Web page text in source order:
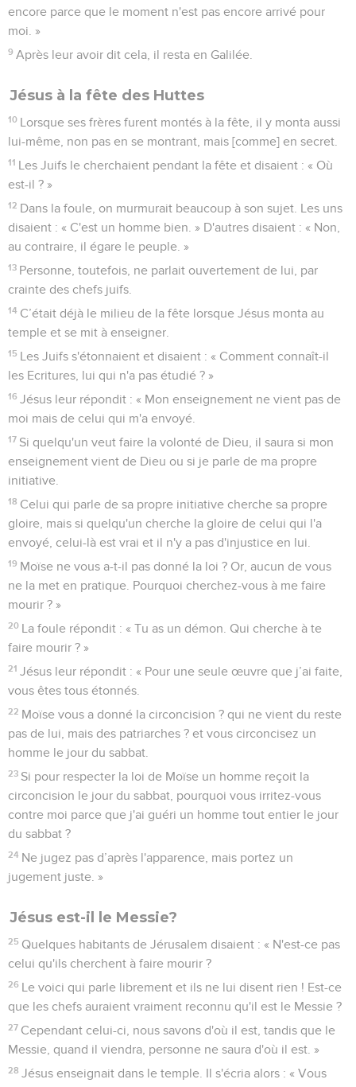
encore parce que le moment n'est pas encore arrivé pour
moi. »
9 Après leur avoir dit cela, il resta en Galilée.
Jésus à la fête des Huttes
10 Lorsque ses frères furent montés à la fête, il y monta aussi
lui-même, non pas en se montrant, mais [comme] en secret.
11 Les Juifs le cherchaient pendant la fête et disaient : « Où
est-il ? »
12 Dans la foule, on murmurait beaucoup à son sujet. Les uns
disaient : « C'est un homme bien. » D'autres disaient : « Non,
au contraire, il égare le peuple. »
13 Personne, toutefois, ne parlait ouvertement de lui, par
crainte des chefs juifs.
14 C’était déjà le milieu de la fête lorsque Jésus monta au
temple et se mit à enseigner.
15 Les Juifs s'étonnaient et disaient : « Comment connaît-il
les Ecritures, lui qui n'a pas étudié ? »
16 Jésus leur répondit : « Mon enseignement ne vient pas de
moi mais de celui qui m'a envoyé.
17 Si quelqu'un veut faire la volonté de Dieu, il saura si mon
enseignement vient de Dieu ou si je parle de ma propre
initiative.
18 Celui qui parle de sa propre initiative cherche sa propre
gloire, mais si quelqu'un cherche la gloire de celui qui l'a
envoyé, celui-là est vrai et il n'y a pas d'injustice en lui.
19 Moïse ne vous a-t-il pas donné la loi ? Or, aucun de vous
ne la met en pratique. Pourquoi cherchez-vous à me faire
mourir ? »
20 La foule répondit : « Tu as un démon. Qui cherche à te
faire mourir ? »
21 Jésus leur répondit : « Pour une seule œuvre que j’ai faite,
vous êtes tous étonnés.
22 Moïse vous a donné la circoncision ? qui ne vient du reste
pas de lui, mais des patriarches ? et vous circoncisez un
homme le jour du sabbat.
23 Si pour respecter la loi de Moïse un homme reçoit la
circoncision le jour du sabbat, pourquoi vous irritez-vous
contre moi parce que j'ai guéri un homme tout entier le jour
du sabbat ?
24 Ne jugez pas d’après l'apparence, mais portez un
jugement juste. »
Jésus est-il le Messie?
25 Quelques habitants de Jérusalem disaient : « N'est-ce pas
celui qu'ils cherchent à faire mourir ?
26 Le voici qui parle librement et ils ne lui disent rien ! Est-ce
que les chefs auraient vraiment reconnu qu'il est le Messie ?
27 Cependant celui-ci, nous savons d'où il est, tandis que le
Messie, quand il viendra, personne ne saura d'où il est. »
28 Jésus enseignait dans le temple. Il s'écria alors : « Vous